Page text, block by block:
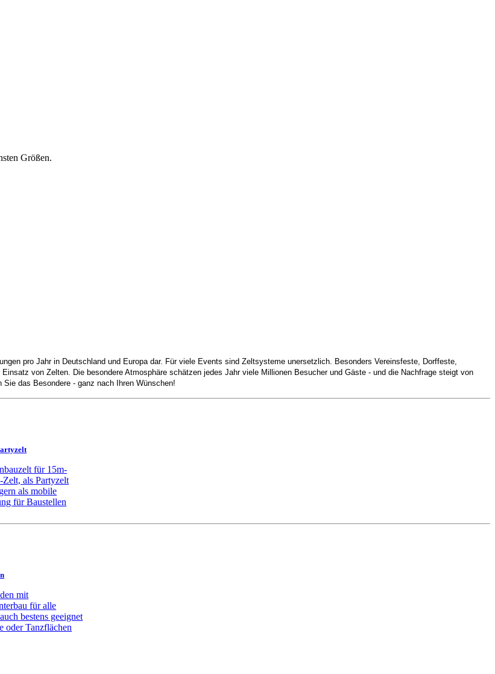
Größen.
pro Jahr in Deutschland und Europa dar. Für viele Events sind Zeltsysteme unersetzlich. Besonders Vereinsfeste, Dorffeste,
von Zelten. Die besondere Atmosphäre schätzen jedes Jahr viele Millionen Besucher und Gäste - und die Nachfrage steigt von
das Besondere - ganz nach Ihren Wünschen!
für 15m-
als Partyzelt
als mobile
für Baustellen
mit
für alle
bestens geeignet
oder Tanzflächen